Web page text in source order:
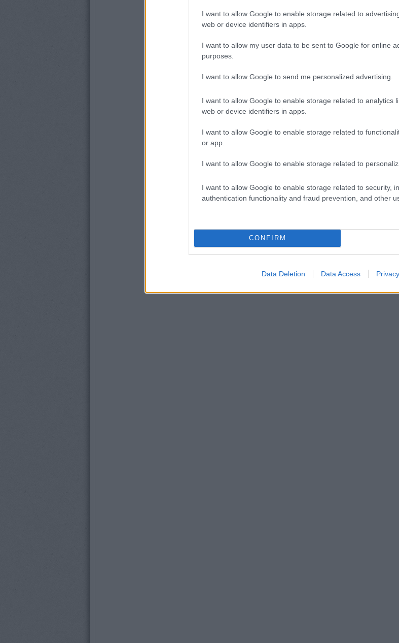
I want to allow Google to enable storage related to
web or device identifiers in apps.
I want to allow my user data to be sent to Google for online
purposes.
I want to allow Google to send me personalized advertising.
I want to allow Google to enable storage related to analytics
web or device identifiers in apps.
I want to allow Google to enable storage related to
or app.
I want to allow Google to enable storage related to
I want to allow Google to enable storage related to security,
authentication functionality and fraud prevention, and other
CONFIRM
Data Deletion Data Access